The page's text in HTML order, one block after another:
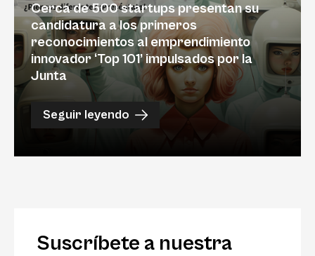
Cerca de 500 startups presentan su
candidatura a los primeros
reconocimientos al emprendimiento
innovador ‘Top 101’ impulsados por la
Junta
Seguir leyendo
Suscríbete a nuestra